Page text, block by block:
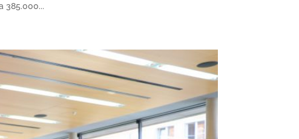
385.000...